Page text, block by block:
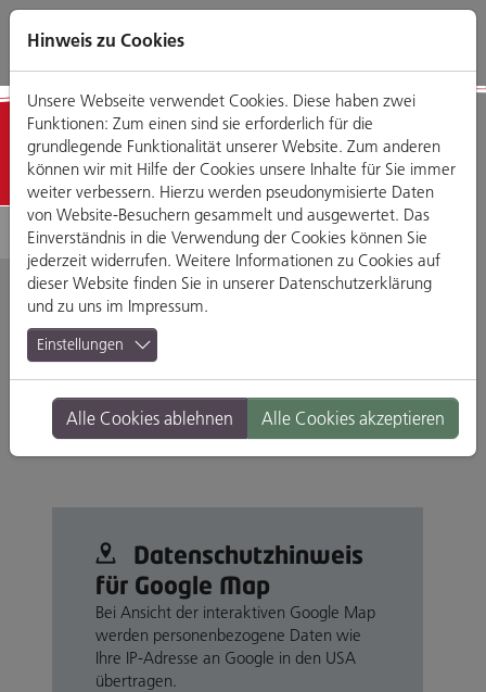
Direkt
zum
Zum
Hauptmenü
Zum
Footermenü
Zur
Website-
Detailansicht
Pronto
Bahnhofstraße 18, 93047 Regensburg
Branche: Restaurants & Gasthäuser
Standort: Altstadt
Datenschutz­hinweis
für Google Map
Bei Ansicht der interaktiven Google Map
werden personenbezogene Daten wie
Ihre IP-Adresse an Google in den USA
übertragen.
Hinweis zu Cookies
Unsere Webseite verwendet Cookies. Diese haben zwei
Funktionen: Zum einen sind sie erforderlich für die
grundlegende Funktionalität unserer Website. Zum anderen
können wir mit Hilfe der Cookies unsere Inhalte für Sie immer
weiter verbessern. Hierzu werden pseudonymisierte Daten
von Website-Besuchern gesammelt und ausgewertet. Das
Einverständnis in die Verwendung der Cookies können Sie
jederzeit widerrufen. Weitere Informationen zu Cookies auf
dieser Website finden Sie in unserer Datenschutzerklärung
und zu uns im Impressum.
Einstellungen
Alle Cookies ablehnen Alle Cookies akzeptieren